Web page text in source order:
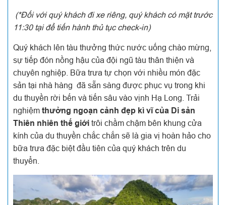
(*Đối với quý khách đi xe riêng, quý khách có mặt trước
11:30 tại để tiến hành thủ tục check-in)
Quý khách lên tàu thưởng thức nước uống chào mừng,
sự tiếp đón nồng hậu của đội ngũ tàu thân thiện và
chuyên nghiệp. Bữa trưa tự chọn với nhiều món đặc
sản tại nhà hàng đã sẵn sàng được phục vụ trong khi
du thuyền rời bến và tiến sâu vào vịnh Hạ Long. Trải
nghiệm thưởng ngoạn cảnh đẹp kì vĩ của Di sản
Thiên nhiên thế giới trôi chầm chậm bên khung cửa
kính của du thuyền chắc chắn sẽ là gia vị hoàn hảo cho
bữa trưa đặc biệt đầu tiên của quý khách trên du
thuyển.